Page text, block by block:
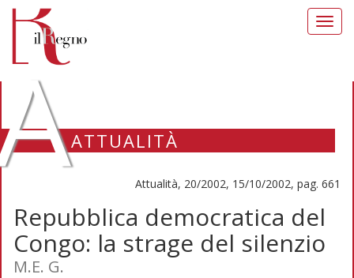
ATTUALITÀ
Attualità, 20/2002, 15/10/2002, pag. 661
Repubblica democratica del
Congo: la strage del silenzio
M.E. G.